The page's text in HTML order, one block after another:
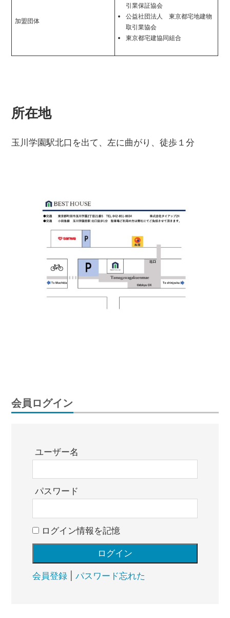
加盟団体
引業保証協会
公益社団法人 東京都宅地建物
取引業協会
東京都宅建協同組合
所在地
玉川学園駅北口を出て、左に曲がり、徒歩１分
会員ログイン
ユーザー名
パスワード
ログイン情報を記憶
会員登録| パスワード忘れた